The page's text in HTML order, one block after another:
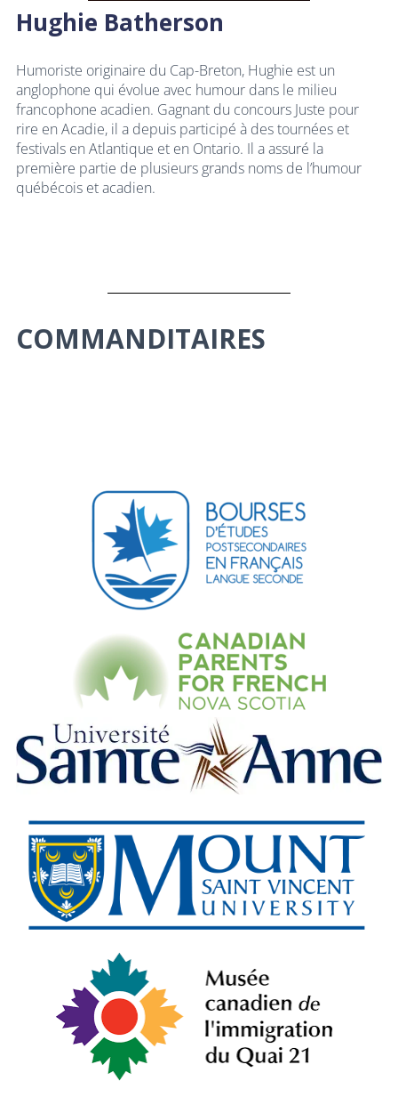
Hughie Batherson
Humoriste originaire du Cap-Breton, Hughie est un
anglophone qui évolue avec humour dans le milieu
francophone acadien. Gagnant du concours Juste pour
rire en Acadie, il a depuis participé à des tournées et
festivals en Atlantique et en Ontario. Il a assuré la
première partie de plusieurs grands noms de l’humour
québécois et acadien.
COMMANDITAIRES